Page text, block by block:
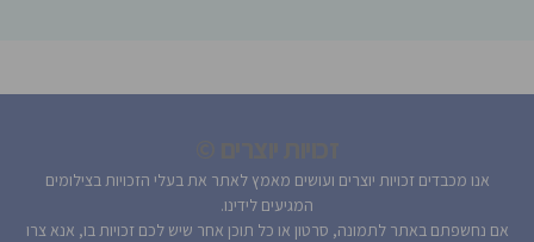
אנו מכבדים זכויות יוצרים ועושים מאמץ לאתר את בעלי הזכויות בצילומים
המגיעים לידינו.
אם נחשפתם באתר לתמונה, סרטון או כל תוכן אחר שיש לכם זכויות בו, אנא צרו